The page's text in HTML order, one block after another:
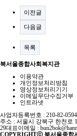
이전글
다음글
목록
북서울종합사회복지관
이용약관
개인정보처리방침
영상정보처리기기
이메일무단수집거부
인트라넷
사업자등록번호 : 210-82-
주소 : 서울시 강북구 한천로
29대표이메일 :
COPYRIGHTⓒ 북서울종합